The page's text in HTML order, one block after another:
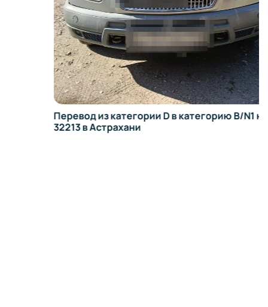
Перевод из категории D в категорию B/N1 на ГАЗ
32213 в Астрахани